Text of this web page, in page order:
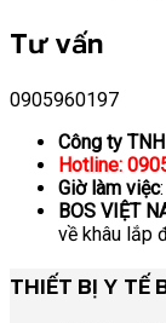
Tư vấn
0905960197
Công ty
Hotline:
Giờ làm việc
BOS VIỆT
về khâu lắp
THIẾT BỊ Y TẾ